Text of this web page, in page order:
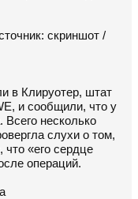
скриншот /
в Клируотер, штат
и сообщили, что у
Всего несколько
слухи о том,
что «его сердце
операций.